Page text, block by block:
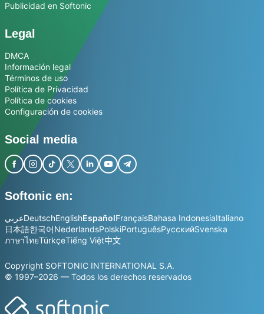
Publicidad en Softonic
Legal
DMCA
Información legal
Términos de uso
Política de Privacidad
Política de cookies
Configuración de cookies
Social media
Softonic en:
عربيDeutschEnglishEspañolFrançaisBahasa IndonesiaItaliano
日本語한국어NederlandsPolskiPortuguêsРусскийSvenska
ภาษาไทยTürkçeTiếng Việt中文
Copyright SOFTONIC INTERNATIONAL S.A.
© 1997–2026 — Todos los derechos reservados